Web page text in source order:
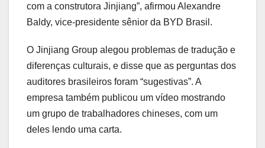
com a construtora Jinjiang”, afirmou Alexandre
Baldy, vice-presidente sênior da BYD Brasil.
O Jinjiang Group alegou problemas de tradução e
diferenças culturais, e disse que as perguntas dos
auditores brasileiros foram “sugestivas”. A
empresa também publicou um vídeo mostrando
um grupo de trabalhadores chineses, com um
deles lendo uma carta.